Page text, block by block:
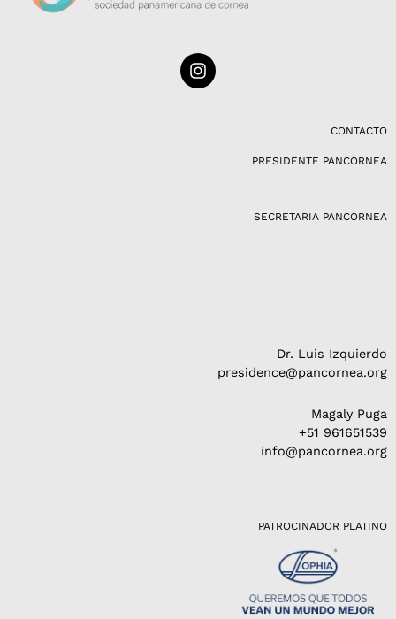
I
n
CONTACTO
PRESIDENTE PANCORNEA
SECRETARIA PANCORNEA
Dr. Luis Izquierdo
presidence@pancornea.org
Magaly Puga
+51 961651539
info@pancornea.org
PATROCINADOR PLATINO